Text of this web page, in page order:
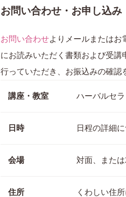
お問い合わせ・お申し込み
お問い合わせよりメールまたはお
にお読みいただく書類および受
行っていただき、お振込みの確
講座・教室 ハーバルセ
日時 日程の詳細
会場 対面、また
住所 くわしい住